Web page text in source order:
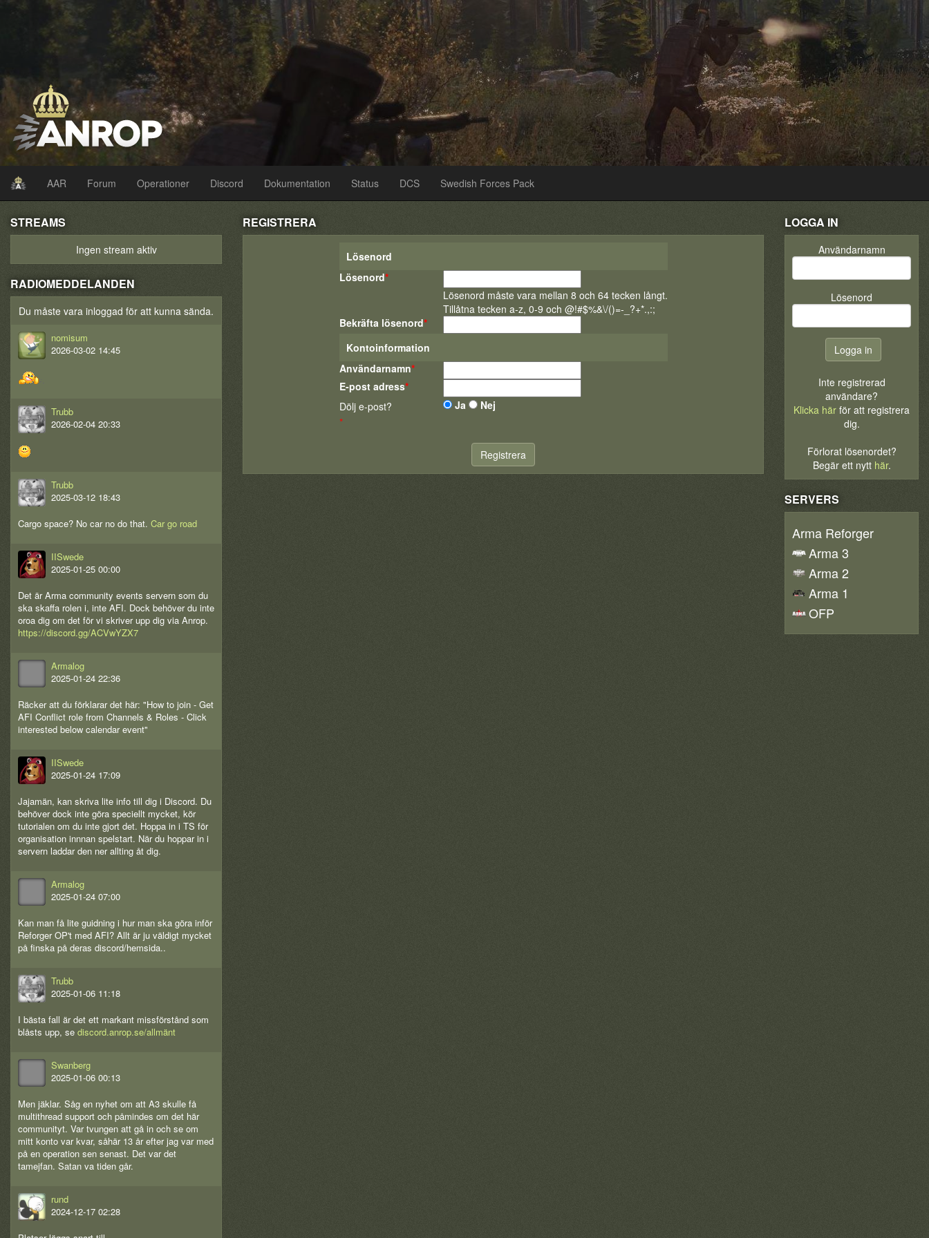
AAR Forum Operationer Discord Dokumentation Status DCS Swedish Forces Pack
STREAMS
Ingen stream aktiv
RADIOMEDDELANDEN
Du måste vara inloggad för att kunna sända.
nomisum
2026-03-02 14:45
Trubb
2026-02-04 20:33
Trubb
2025-03-12 18:43
Cargo space? No car no do that. Car go road
IISwede
2025-01-25 00:00
Det är Arma community events servern som du
ska skaffa rolen i, inte AFI. Dock behöver du inte
oroa dig om det för vi skriver upp dig via Anrop.
https://discord.gg/ACVwYZX7
Armalog
2025-01-24 22:36
Räcker att du förklarar det här: "How to join - Get
AFI Conflict role from Channels & Roles - Click
interested below calendar event"
IISwede
2025-01-24 17:09
Jajamän, kan skriva lite info till dig i Discord. Du
behöver dock inte göra speciellt mycket, kör
tutorialen om du inte gjort det. Hoppa in i TS för
organisation innnan spelstart. När du hoppar in i
servern laddar den ner allting åt dig.
Armalog
2025-01-24 07:00
Kan man få lite guidning i hur man ska göra inför
Reforger OP't med AFI? Allt är ju väldigt mycket
på finska på deras discord/hemsida..
Trubb
2025-01-06 11:18
I bästa fall är det ett markant missförstånd som
blåsts upp, se discord.anrop.se/allmänt
Swanberg
2025-01-06 00:13
Men jäklar. Såg en nyhet om att A3 skulle få
multithread support och påmindes om det här
communityt. Var tvungen att gå in och se om
mitt konto var kvar, såhär 13 år efter jag var med
på en operation sen senast. Det var det
tamejfan. Satan va tiden går.
rund
2024-12-17 02:28
REGISTRERA
Lösenord
Lösenord*
Lösenord måste vara mellan 8 och 64 tecken långt.
Tillåtna tecken a-z, 0-9 och @!#$%&\/()=-_?+*.,:;
Bekräfta lösenord*
Kontoinformation
Användarnamn*
E-post adress*
Dölj e-post?
Ja
Nej
*
LOGGA IN
Användarnamn
Lösenord
Inte registrerad
användare?
Klicka här för att registrera
dig.
Förlorat lösenordet?
Begär ett nytt här.
SERVERS
Arma Reforger
Arma 3
Arma 2
Arma 1
OFP